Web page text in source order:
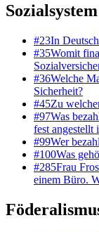
Sozialsystem
#23In
#35Womit
#36Welche
Sicherheit?
#45Zu
#97Was
fest angestellt
#99Wer
#100Was
#285Frau
einem Büro.